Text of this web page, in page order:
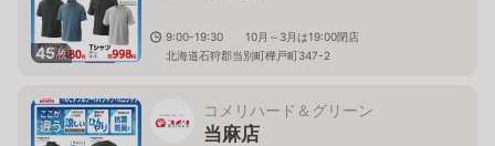
45枚
9:00-19:30 10月～3月は19:00閉店
北海道石狩郡当別町樺戸町347-2
コメリハード＆グリーン
当麻店